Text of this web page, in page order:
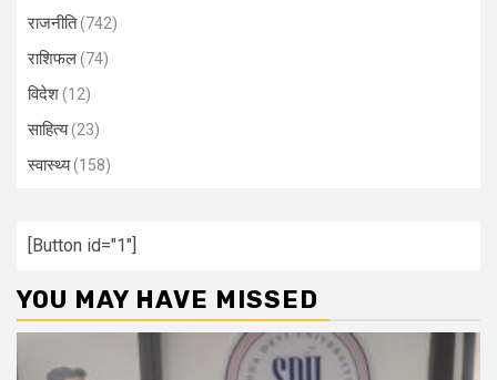
राजनीति(742)
राशिफल(74)
विदेश(12)
साहित्य(23)
स्वास्थ्य(158)
[Button id="1"]
YOU MAY HAVE MISSED